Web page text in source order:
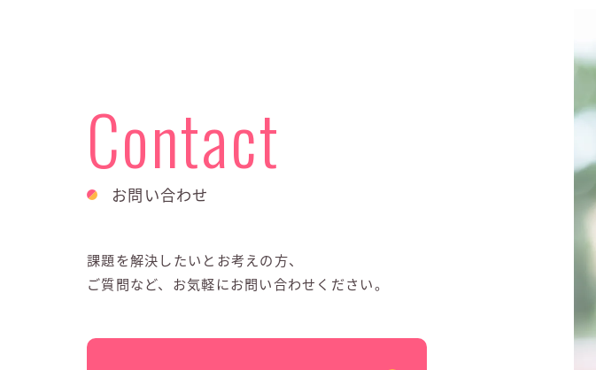
Contact
お問い合わせ
課題を解決したいとお考えの方、
ご質問など、お気軽にお問い合わせください。